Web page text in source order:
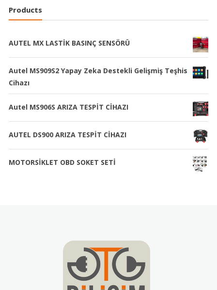
Products
AUTEL MX LASTİK BASINÇ SENSÖRÜ
Autel MS909S2 Yapay Zeka Destekli Gelişmiş Teşhis
Cihazı
Autel MS906S ARIZA TESPİT CİHAZI
AUTEL DS900 ARIZA TESPİT CİHAZI
MOTORSİKLET OBD SOKET SETİ